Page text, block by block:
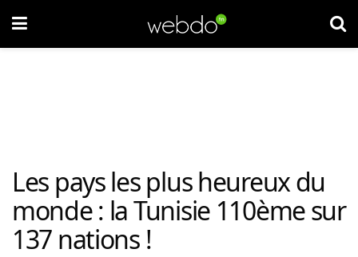
Les pays les plus heureux du
monde : la Tunisie 110ème sur
137 nations !